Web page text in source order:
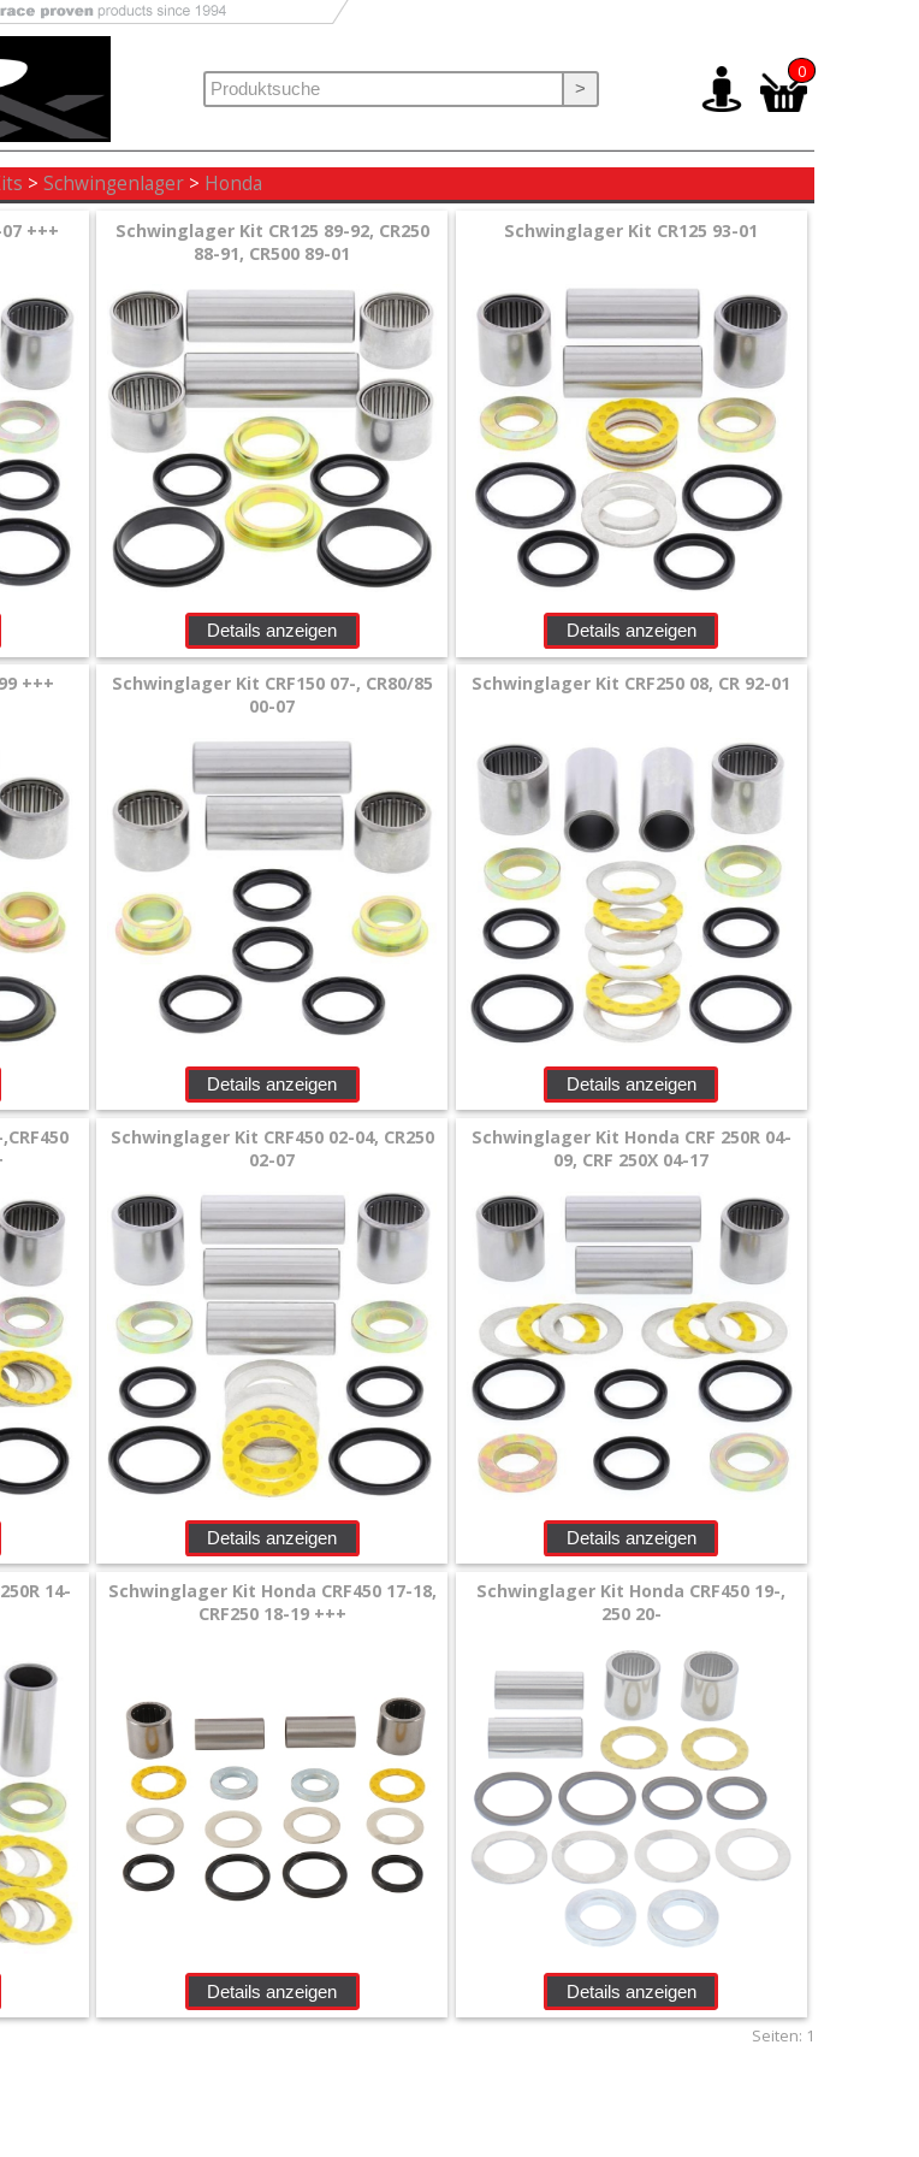
>
0
> Schwingenlager > Honda
+++
Schwinglager Kit CR125 89-92, CR250
88-91, CR500 89-01
Details anzeigen
Schwinglager Kit CR125 93-01
Details anzeigen
+++
Schwinglager Kit CRF150 07-, CR80/85
00-07
Details anzeigen
Schwinglager Kit CRF250 08, CR 92-01
Details anzeigen
Schwinglager Kit CRF450 02-04, CR250
02-07
Details anzeigen
Schwinglager Kit Honda CRF 250R 04-
09, CRF 250X 04-17
Details anzeigen
14-
Schwinglager Kit Honda CRF450 17-18,
CRF250 18-19 +++
Details anzeigen
Schwinglager Kit Honda CRF450 19-,
250 20-
Details anzeigen
Seiten: 1